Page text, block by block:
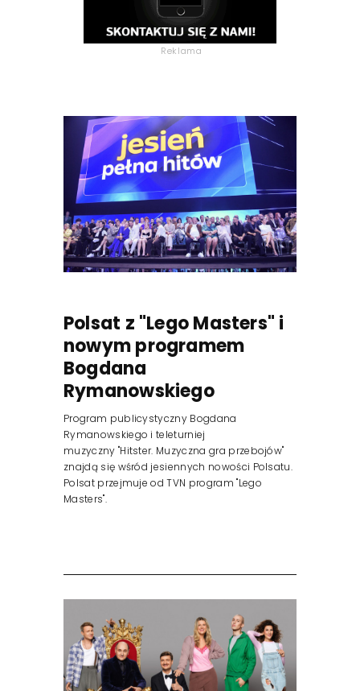
Reklama
Polsat z "Lego Masters" i
nowym programem
Bogdana
Rymanowskiego
Program publicystyczny Bogdana
Rymanowskiego i teleturniej
muzyczny "Hitster. Muzyczna gra przebojów"
znajdą się wśród jesiennych nowości Polsatu.
Polsat przejmuje od TVN program "Lego
Masters".